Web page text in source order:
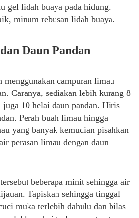
gel lidah buaya pada hidung.
minum rebusan lidah buaya.
Daun Pandan
menggunakan campuran limau
Caranya, sediakan lebih kurang 8
10 helai daun pandan. Hiris
Perah buah limau hingga
yang banyak kemudian pisahkan
perasan limau dengan daun
beberapa minit sehingga air
Tapiskan sehingga tinggal
muka terlebih dahulu dan bilas